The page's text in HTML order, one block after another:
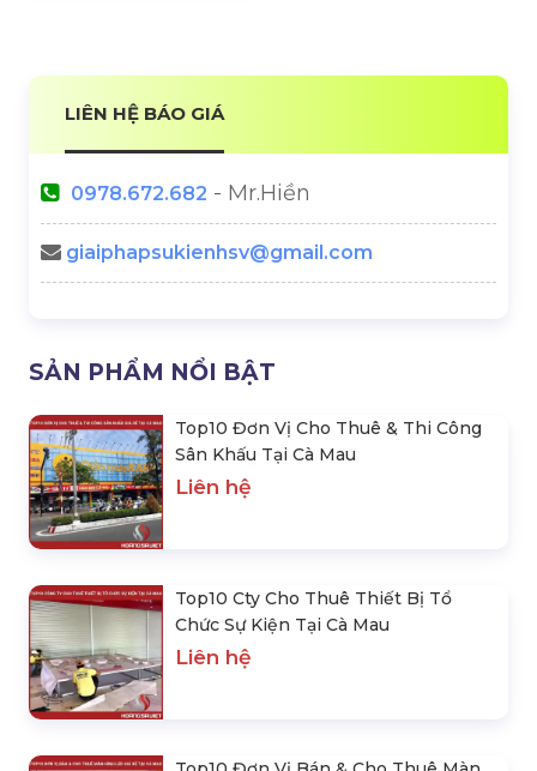
LIÊN HỆ BÁO GIÁ
- Mr.Hiền
giaiphapsukienhsv@gmail.com
SẢN PHẨM NỔI BẬT
Top10 Đơn Vị Cho Thuê & Thi Công
Sân Khấu Tại Cà Mau
Liên hệ
Top10 Cty Cho Thuê Thiết Bị Tổ
Chức Sự Kiện Tại Cà Mau
Liên hệ